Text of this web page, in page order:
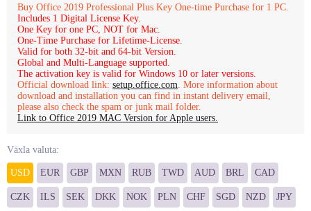
Buy Office 2019 Professional Plus Key One-time Purchase for 1 PC.
Includes 1 Digital License Key.
One Key for one PC, NOT for Mac.
One-Time Purchase for Lifetime-License.
Valid for both 32-bit and 64-bit Version.
Global and Multi-Language supported.
The activation key is valid for Windows 10 or later versions.
Official download link: setup.office.com. More information about
download and installation you can find in instant delivery email,
please also check the spam or junk mail folder.
Link to Office 2019 MAC Version for Apple users.
Växla valuta:
USD EUR GBP MXN RUB TWD AUD BRL CAD
CZK ILS SEK DKK NOK PLN CHF SGD NZD JPY